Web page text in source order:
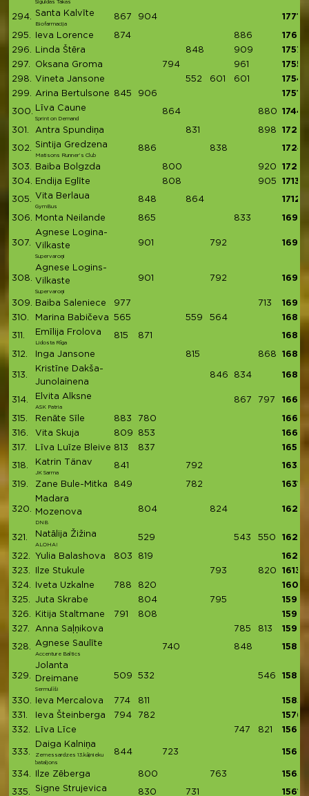
Siguldas Takas
294. Santa Kalvīte
Biofarmacija
867 904 1771
295. Ieva Lorence 874 886
1760
296.
Linda Štēra 848 909
1757
297.
Oksana Groma 794 961
1755
298.
Vineta Jansone 552 601 601
1754
299.
Arina Bertulsone 845 906 1751
300. Līva Caune
Sprint on Demand
864 880 1744
301. Antra Spundiņa 831 898 1729
302. Sintija Gredzena
Matisons Runner’s Club
886 838 1724
303. Baiba Bolgzda 800 920
1720
304.
Endija Eglīte 808 905 1713
305. Vita Berlaua
GymBus
848 864 1712
306. Monta Neilande 865 833 1698
307.
Agnese Logina-
Vilkaste
Supervaroņi
901 792 1693
308.
Agnese Logins-
Vilkaste
Supervaroņi
901 792 1693
309. Baiba Saleniece 977 713
1690
310.
Marina Babičeva 565 559 564 1688
311. Emīlija Frolova
Lidosta Rīga
815 871 1686
312. Inga Jansone 815 868 1683
313.
Kristīne Dakša-
Junolainena
846 834 1680
314. Elvita Alksne
ASK Patria
867 797 1664
315. Renāte Sīle 883 780
1663
316.
Vita Skuja 809 853
1662
317.
Līva Luīze Bleive 813 837 1650
318. Katrin Tänav
JK Sarma
841 792 1633
319. Zane Bule-Mitka 849 782 1631
320.
Madara
Mozenova
DNB
804 824 1628
321. Natālija Žižina
ALOHA!
529 543 550 1622
322. Yulia Balashova 803 819
1622
323.
Ilze Stukule 793 820
1613
324.
Iveta Uzkalne 788 820
1608
325.
Juta Skrabe 804 795
1599
326.
Kitija Staltmane 791 808
1599
327.
Anna Saļņikova 785 813 1598
328. Agnese Saulīte
Accenture Baltics
740 848 1588
329.
Jolanta
Dreimane
Sermulīši
509 532 546 1587
330. Ieva Mercalova 774 811
1585
331.
Ieva Šteinberga 794 782
1576
332.
Līva Līce 747 821 1568
333.
Daiga Kalniņa
Zemessardzes 13.kājnieku
bataljons
844 723 1567
334. Ilze Zēberga 800 763 1563
335. Signe Strujevica 830 731 1561